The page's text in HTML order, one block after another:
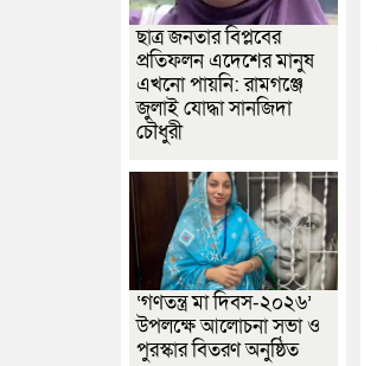
ছাত্র জনতার বিপ্লবের
প্রতিফলন এদেশের মানুষ
এখনো পায়নি: রামগঞ্জে
জুলাই যোদ্ধা সানজিদা
চৌধুরী
‘গণতন্ত্র মা দিবস-২০২৬’
উপলক্ষে আলোচনা সভা ও
পুরস্কার বিতরণ অনুষ্ঠিত